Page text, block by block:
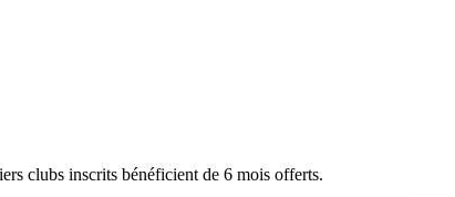
clubs inscrits bénéficient de 6 mois offerts.